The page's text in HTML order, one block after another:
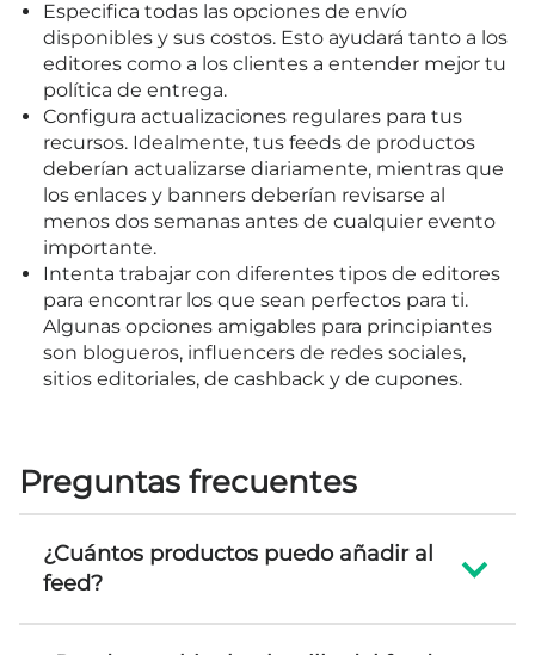
Especifica todas las opciones de envío
disponibles y sus costos. Esto ayudará tanto a los
editores como a los clientes a entender mejor tu
política de entrega.
Configura actualizaciones regulares para tus
recursos. Idealmente, tus feeds de productos
deberían actualizarse diariamente, mientras que
los enlaces y banners deberían revisarse al
menos dos semanas antes de cualquier evento
importante.
Intenta trabajar con diferentes tipos de editores
para encontrar los que sean perfectos para ti.
Algunas opciones amigables para principiantes
son blogueros, influencers de redes sociales,
sitios editoriales, de cashback y de cupones.
Preguntas frecuentes
¿Cuántos productos puedo añadir al
feed?